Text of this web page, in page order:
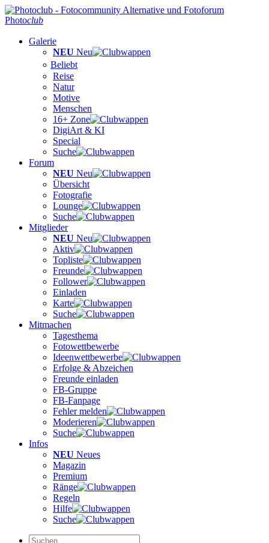
Photoclub
Galerie
NEU Neu
Beliebt
Reise
Natur
Motive
Menschen
16+ Zone
DigiArt & KI
Special
Suche
Forum
NEU Neu
Übersicht
Fotografie
Lounge
Suche
Mitglieder
NEU Neu
Aktiv
Topliste
Freunde
Follower
Einladen
Karte
Suche
Mitmachen
Tagesthema
Fotowettbewerbe
Ideenwettbewerbe
Erfolge & Abzeichen
Freunde einladen
FB-Gruppe
FB-Fanpage
Fehler melden
Moderieren
Suche
Infos
NEU Neues
Magazin
Premium
Ränge
Regeln
Hilfe
Suche